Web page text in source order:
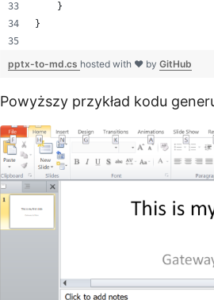
    }
}
pptx-to-md.cs hosted with ❤ by GitHub
Powyższy przykład kodu